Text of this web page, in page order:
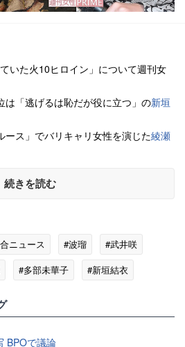
いた火10ヒロイン」について週刊女
は「逃げるは恥だが役に立つ」の新垣
ース」でバリキャリ女性を演じた綾瀬
続きを読む
ニュース #波瑠
#武井咲
#多部未華子
#新垣結衣
BPOで議論